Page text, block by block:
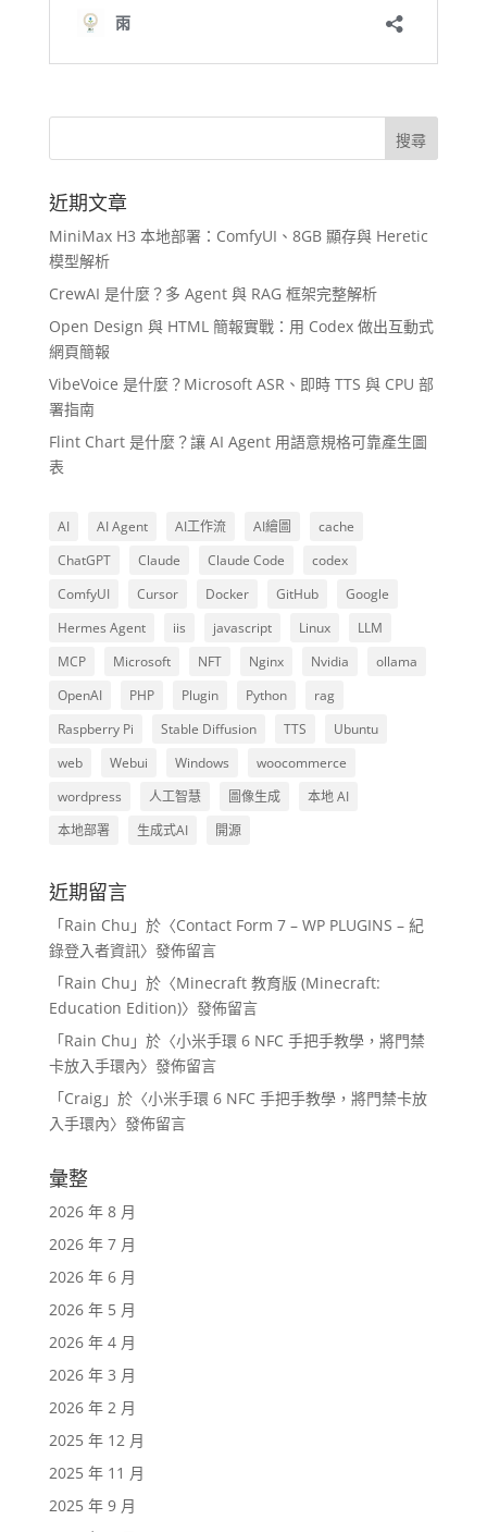
近期文章
MiniMax H3 本地部署：ComfyUI、8GB 顯存與 Heretic
模型解析
CrewAI 是什麼？多 Agent 與 RAG 框架完整解析
Open Design 與 HTML 簡報實戰：用 Codex 做出互動式
網頁簡報
VibeVoice 是什麼？Microsoft ASR、即時 TTS 與 CPU 部
署指南
Flint Chart 是什麼？讓 AI Agent 用語意規格可靠產生圖
表
AI AI Agent AI工作流 AI繪圖
cache
ChatGPT
Claude Claude Code
codex
ComfyUI
Cursor Docker GitHub
Google
Hermes Agent
iis javascript Linux
LLM
MCP
Microsoft NFT Nginx Nvidia
ollama
OpenAI
PHP Plugin Python
rag
Raspberry Pi
Stable Diffusion TTS
Ubuntu
web
Webui Windows
woocommerce
wordpress
人工智慧 圖像生成
本地 AI
本地部署
生成式AI 開源
近期留言
「Rain Chu 」於〈Contact Form 7 – WP PLUGINS – 紀
錄登入者資訊〉發佈留言
「Rain Chu 」於〈Minecraft 教育版 (Minecraft:
Education Edition)〉發佈留言
「Rain Chu 」於〈小米手環 6 NFC 手把手教學，將門禁
卡放入手環內〉發佈留言
「Craig」於〈小米手環 6 NFC 手把手教學，將門禁卡放
入手環內〉發佈留言
彙整
2026 年 8 月
2026 年 7 月
2026 年 6 月
2026 年 5 月
2026 年 4 月
2026 年 3 月
2026 年 2 月
2025 年 12 月
2025 年 11 月
2025 年 9 月